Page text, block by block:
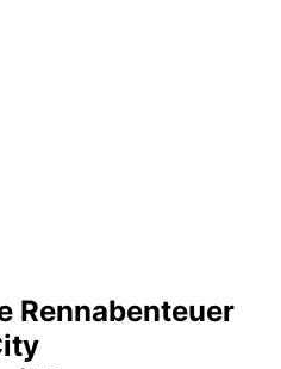
Rennabenteuer